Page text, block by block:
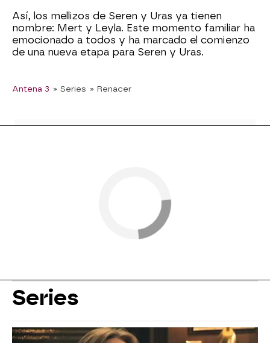
Así, los mellizos de Seren y Uras ya tienen
nombre: Mert y Leyla. Este momento familiar ha
emocionado a todos y ha marcado el comienzo
de una nueva etapa para Seren y Uras.
Antena 3 » Series » Renacer
Series